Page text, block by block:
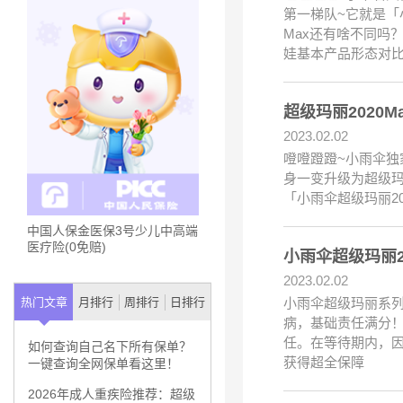
中国人保金医保3号少儿中高端
医疗险(0免赔)
热门文章 月排行 周排行 日排行
如何查询自己名下所有保单？
一键查询全网保单看这里！
2026年成人重疾险推荐：超级
第一梯队~它就是
Max还有啥不同吗
娃基本产品形态对
超级玛丽
2023.02.02
噔噔蹬蹬~小雨伞
身一变升级为超级
「小雨伞超级玛丽
小雨伞超级玛丽
2023.02.02
小雨伞超级玛丽系
病，基础责任满分
任。在等待期内，
获得超全保障